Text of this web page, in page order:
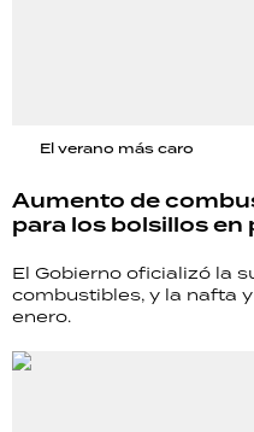
El verano más caro
Aumento de
para los bolsillos en
El Gobierno oficializó la
combustibles, y la nafta
enero.